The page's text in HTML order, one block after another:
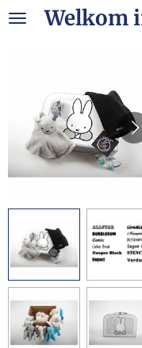
Ga
hoofdinhoud
Welkom